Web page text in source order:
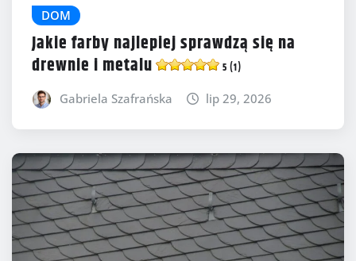
DOM
Jakie farby najlepiej sprawdzą się na
drewnie i metalu
5 (1)
Gabriela Szafrańska lip 29, 2026